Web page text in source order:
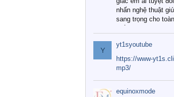
nhấn nghệ thuật
sang trọng cho
Tuy nhiên, giữa thị
với vô vàn thương
như hiện nay, làm
được những bộ
cấp thực sự chất
khí hậu và nhu cầu
Y
yt1syoutube
https://www-
mp3/
equinoxmode